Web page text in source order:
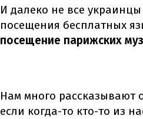
И далеко не все
посещения бесплатных
посещение парижских
Нам много
если когда-то кто-то из